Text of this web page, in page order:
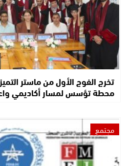
تخرج الفوج الأول من ماستر
محطة تؤسس لمسار أكاديمي
مجتمع